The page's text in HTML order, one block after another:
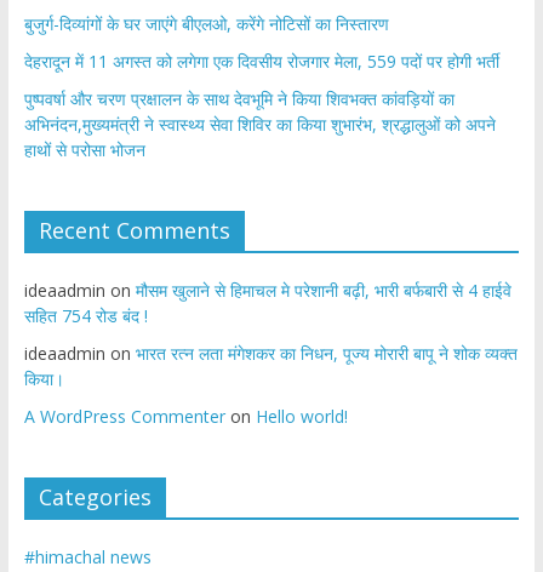
बुजुर्ग-दिव्यांगों के घर जाएंगे बीएलओ, करेंगे नोटिसों का निस्तारण
​देहरादून में 11 अगस्त को लगेगा एक दिवसीय रोजगार मेला, 559 पदों पर होगी भर्ती
पुष्पवर्षा और चरण प्रक्षालन के साथ देवभूमि ने किया शिवभक्त कांवड़ियों का
अभिनंदन,मुख्यमंत्री ने स्वास्थ्य सेवा शिविर का किया शुभारंभ, श्रद्धालुओं को अपने
हाथों से परोसा भोजन
Recent Comments
ideaadmin on मौसम खुलाने से हिमाचल मे परेशानी बढ़ी, भारी बर्फबारी से 4 हाईवे
सहित 754 रोड बंद !
ideaadmin on भारत रत्न लता मंगेशकर का निधन, पूज्य मोरारी बापू ने शोक व्यक्त
किया।
A WordPress Commenteron Hello world!
Categories
#himachal news